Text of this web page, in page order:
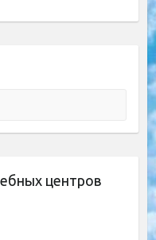
центров